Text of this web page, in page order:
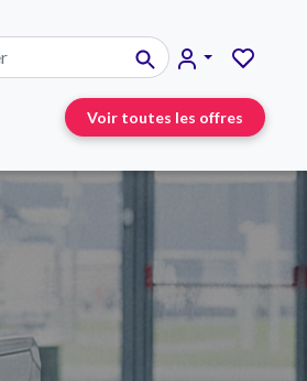
Voir toutes les offres